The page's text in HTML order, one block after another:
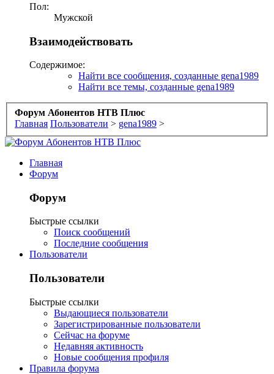
Пол:
Мужской
Взаимодействовать
Содержимое:
Найти все сообщения, созданные gena1989
Найти все темы, созданные gena1989
Форум Абонентов НТВ Плюс
Главная Пользователи > gena1989 >
Главная
Форум
Форум
Быстрые ссылки
Поиск сообщений
Последние сообщения
Пользователи
Пользователи
Быстрые ссылки
Выдающиеся пользователи
Зарегистрированные пользователи
Сейчас на форуме
Недавняя активность
Новые сообщения профиля
Правила форума